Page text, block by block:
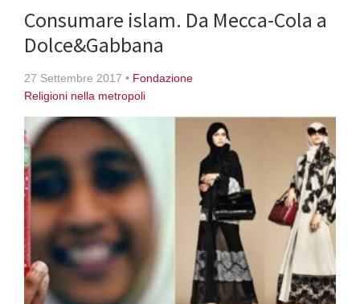
Consumare islam. Da Mecca-Cola a
Dolce&Gabbana
27 Settembre 2017 • Fondazione
Religioni nella metropoli